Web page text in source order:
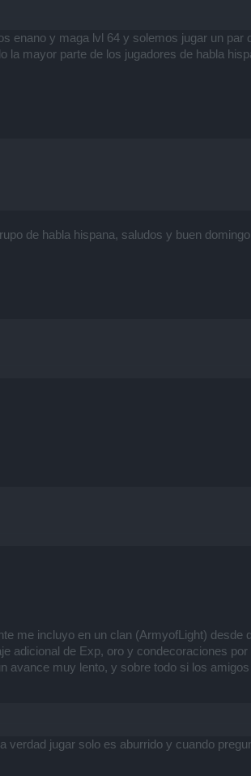
enano y maga lvl 64 y solemos jugar un
la mayor parte de los jugadores de habla
de habla hispana, saludos y buen
me incluyo en un clan (ArmyofLight)
adicional de Exp, oro y condecoraciones
avance muy lento, y sobre todo si los
verdad jugar solo es aburrido y cuando